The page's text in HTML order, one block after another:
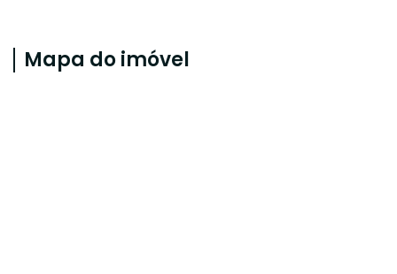
Mapa do imóvel